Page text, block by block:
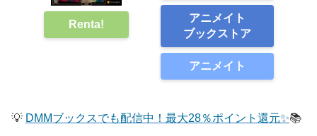
Renta!
アニメイト
ブックストア
アニメイト
💡 DMMブックスでも配信中！最大28％ポイント還元✨📚